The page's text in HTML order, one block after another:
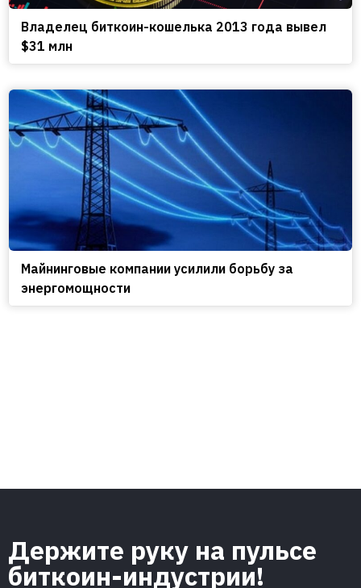
Владелец биткоин-кошелька 2013 года вывел
$31 млн
Майнинговые компании усилили борьбу за
энергомощности
Держите руку на пульсе
биткоин-индустрии!